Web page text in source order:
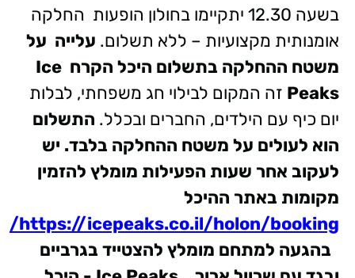
בשעה 12.30 יתקיימו בחולון הופעות החלקה
אומנותית מקצועיות – ללא תשלום. עלייה על
משטח ההחלקה בתשלום היכל הקרח Ice
Peaks זה המקום לבילוי חג משפחתי, לבלות
יום כיף עם הילדים, החברים ובכלל. התשלום
הוא לעולים על משטח ההחלקה בלבד. יש
לעקוב אחר שעות הפעילות מומלץ להזמין
מקומות באתר ההיכל
https://icepeaks.co.il/holon/booking/
בהגעה למתחם מומלץ להצטייד בגרביים